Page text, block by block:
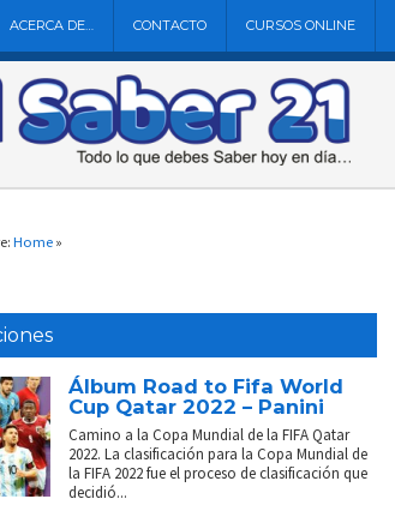
ACERCA DE… CONTACTO CURSOS ONLINE
Home »
Álbum Road to Fifa World
Cup Qatar 2022 – Panini
Camino a la Copa Mundial de la FIFA Qatar
2022. La clasificación para la Copa Mundial de
la FIFA 2022 fue el proceso de clasificación que
decidió...